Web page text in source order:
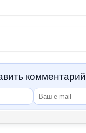
комментарий